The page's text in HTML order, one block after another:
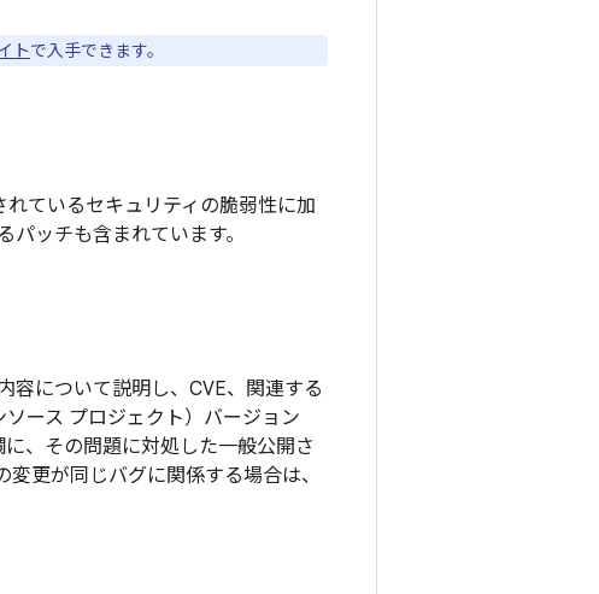
トで入手できます。
ているセキュリティの脆弱性に加
ッチも含まれています。
容について説明し、CVE、関連する
ース プロジェクト）バージョン
、その問題に対処した一般公開さ
更が同じバグに関係する場合は、